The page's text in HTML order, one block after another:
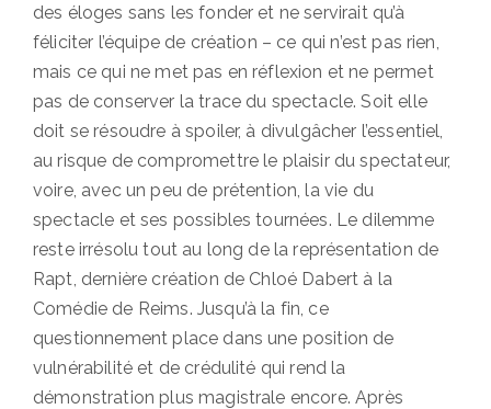
des éloges sans les fonder et ne servirait qu’à
féliciter l’équipe de création – ce qui n’est pas rien,
mais ce qui ne met pas en réflexion et ne permet
pas de conserver la trace du spectacle. Soit elle
doit se résoudre à spoiler, à divulgâcher l’essentiel,
au risque de compromettre le plaisir du spectateur,
voire, avec un peu de prétention, la vie du
spectacle et ses possibles tournées. Le dilemme
reste irrésolu tout au long de la représentation de
Rapt, dernière création de Chloé Dabert à la
Comédie de Reims. Jusqu’à la fin, ce
questionnement place dans une position de
vulnérabilité et de crédulité qui rend la
démonstration plus magistrale encore. Après